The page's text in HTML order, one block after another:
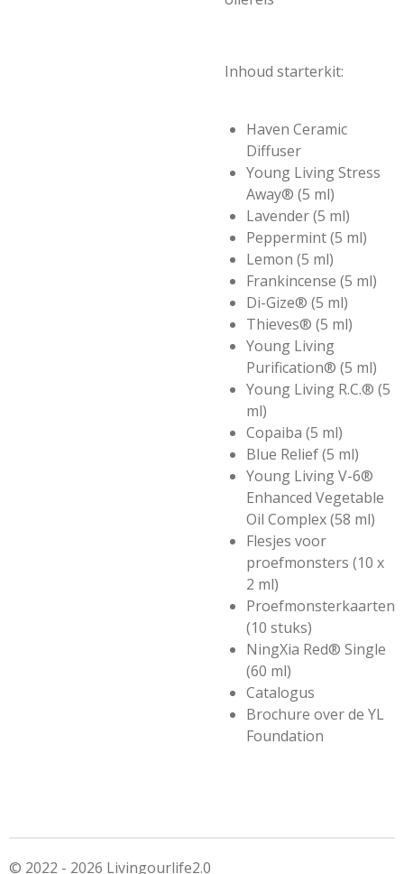
Inhoud starterkit:
Haven Ceramic
Diffuser
Young Living Stress
Away® (5 ml)
Lavender (5 ml)
Peppermint (5 ml)
Lemon (5 ml)
Frankincense (5 ml)
Di-Gize® (5 ml)
Thieves® (5 ml)
Young Living
Purification® (5 ml)
Young Living R.C.® (5
ml)
Copaiba (5 ml)
Blue Relief (5 ml)
Young Living V-6®
Enhanced Vegetable
Oil Complex (58 ml)
Flesjes voor
proefmonsters (10 x
2 ml)
Proefmonsterkaarten
(10 stuks)
NingXia Red® Single
(60 ml)
Catalogus
Brochure over de YL
Foundation
© 2022 - 2026 Livingourlife2.0